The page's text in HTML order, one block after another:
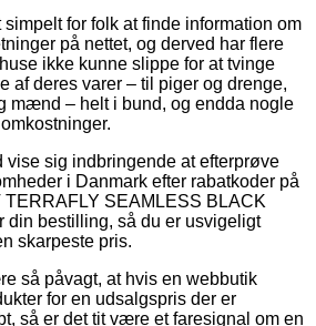
simpelt for folk at finde information om
på nettet, og derved har flere
ikke kunne slippe for at tvinge
af deres varer – til piger og drenge,
mænd – helt i bund, og endda nogle
vise sig indbringende at efterprøve
i Danmark efter rabatkoder på
TERRAFLY SEAMLESS BLACK
din bestilling, så du er usvigeligt
skarpeste pris.
så påvagt, at hvis en webbutik
for en udsalgspris der er
så er det tit være et faresignal om en